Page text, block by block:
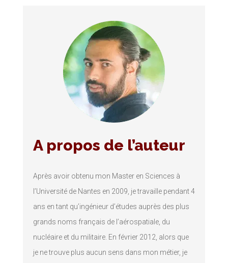
A propos de l’auteur
Après avoir obtenu mon Master en Sciences à
l’Université de Nantes en 2009, je travaille pendant 4
ans en tant qu’ingénieur d’études auprès des plus
grands noms français de l’aérospatiale, du
nucléaire et du militaire. En février 2012, alors que
je ne trouve plus aucun sens dans mon métier, je